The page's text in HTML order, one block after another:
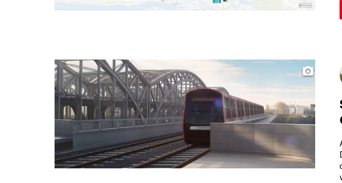
Oldenfelde Sicherheit
U1 U2
Wandsbek-Gartenstadt